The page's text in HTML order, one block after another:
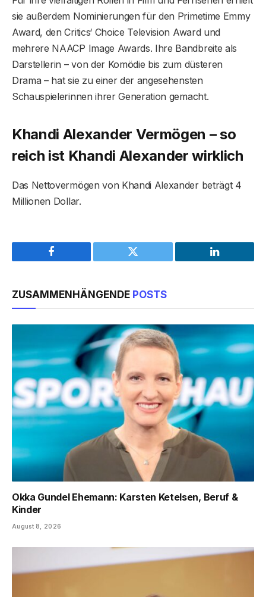
sie außerdem Nominierungen für den Primetime Emmy
Award, den Critics‘ Choice Television Award und
mehrere NAACP Image Awards. Ihre Bandbreite als
Darstellerin – von der Komödie bis zum düsteren
Drama – hat sie zu einer der angesehensten
Schauspielerinnen ihrer Generation gemacht.
Khandi Alexander Vermögen – so
reich ist Khandi Alexander wirklich
Das Nettovermögen von Khandi Alexander beträgt 4
Millionen Dollar.
Facebook Twitter LinkedIn
ZUSAMMENHÄNGENDE POSTS
Okka Gundel Ehemann: Karsten Ketelsen, Beruf &
Kinder
August 8, 2026